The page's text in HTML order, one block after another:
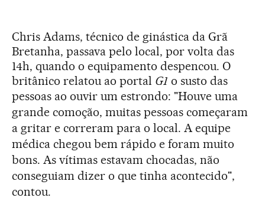
Chris Adams, técnico de ginástica da Grã
Bretanha, passava pelo local, por volta das
14h, quando o equipamento despencou. O
britânico relatou ao portal G1 o susto das
pessoas ao ouvir um estrondo: "Houve uma
grande comoção, muitas pessoas começaram
a gritar e correram para o local. A equipe
médica chegou bem rápido e foram muito
bons. As vítimas estavam chocadas, não
conseguiam dizer o que tinha acontecido",
contou.